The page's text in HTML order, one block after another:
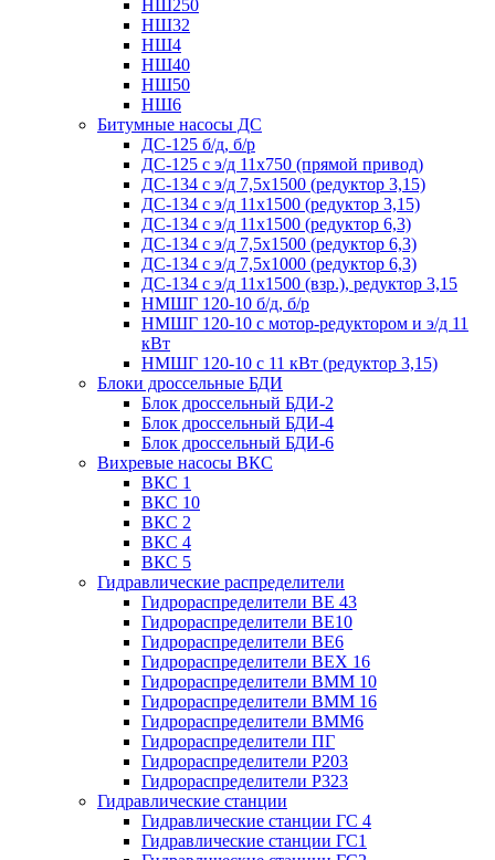
НШ250
НШ32
НШ4
НШ40
НШ50
НШ6
Битумные насосы ДС
ДС-125 б/д, б/р
ДС-125 с э/д 11х750 (прямой привод)
ДС-134 с э/д 7,5х1500 (редуктор 3,15)
ДС-134 с э/д 11х1500 (редуктор 3,15)
ДС-134 с э/д 11х1500 (редуктор 6,3)
ДС-134 с э/д 7,5х1500 (редуктор 6,3)
ДС-134 с э/д 7,5х1000 (редуктор 6,3)
ДС-134 с э/д 11х1500 (взр.), редуктор 3,15
НМШГ 120-10 б/д, б/р
НМШГ 120-10 с мотор-редуктором и э/д 11
кВт
НМШГ 120-10 с 11 кВт (редуктор 3,15)
Блоки дроссельные БДИ
Блок дроссельный БДИ-2
Блок дроссельный БДИ-4
Блок дроссельный БДИ-6
Вихревые насосы ВКС
ВКС 1
ВКС 10
ВКС 2
ВКС 4
ВКС 5
Гидравлические распределители
Гидрораспределители ВЕ 43
Гидрораспределители ВЕ10
Гидрораспределители ВЕ6
Гидрораспределители ВЕХ 16
Гидрораспределители ВММ 10
Гидрораспределители ВММ 16
Гидрораспределители ВММ6
Гидрораспределители ПГ
Гидрораспределители Р203
Гидрораспределители Р323
Гидравлические станции
Гидравлические станции ГС 4
Гидравлические станции ГС1